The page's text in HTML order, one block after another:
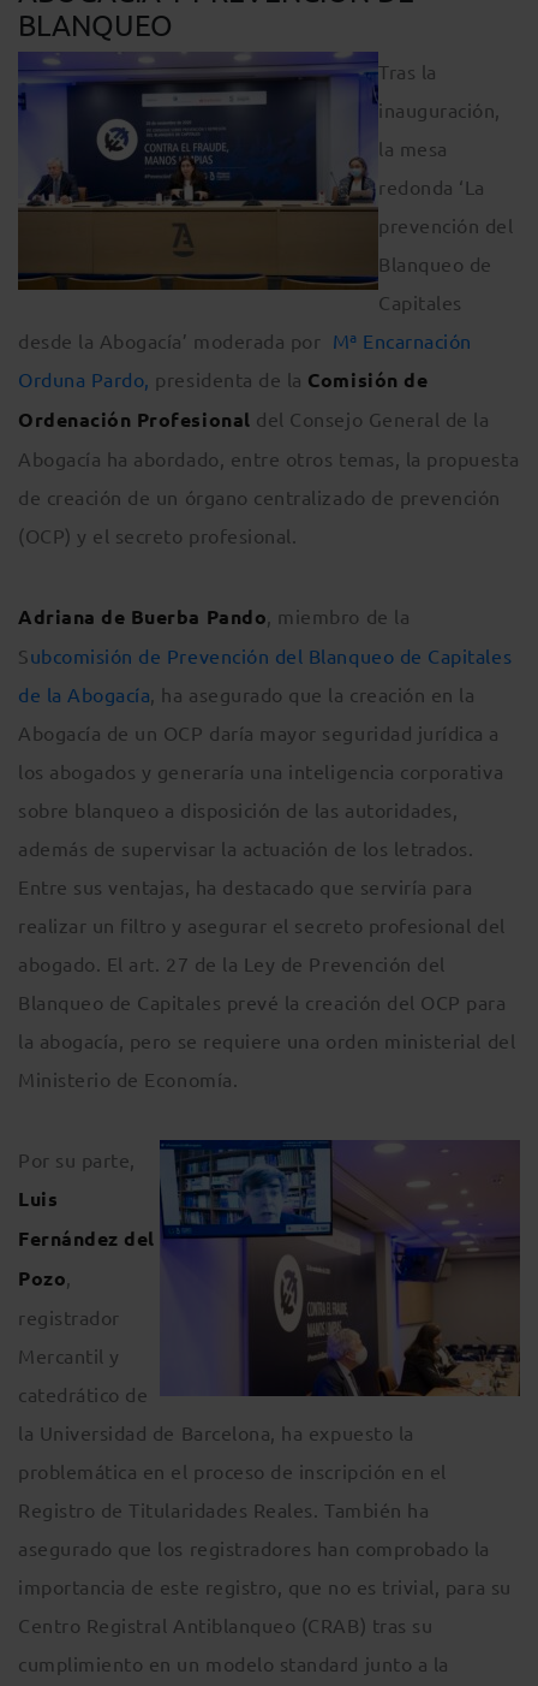
BLANQUEO
Tras la
inauguración,
la mesa
redonda ‘La
prevención del
Blanqueo de
Capitales
desde la Abogacía’ moderada por Mª Encarnación
Orduna Pardo, presidenta de la Comisión de
Ordenación Profesional del Consejo General de la
Abogacía ha abordado, entre otros temas, la propuesta
de creación de un órgano centralizado de prevención
(OCP) y el secreto profesional.
Adriana de Buerba Pando, miembro de la
Subcomisión de Prevención del Blanqueo de Capitales
de la Abogacía, ha asegurado que la creación en la
Abogacía de un OCP daría mayor seguridad jurídica a
los abogados y generaría una inteligencia corporativa
sobre blanqueo a disposición de las autoridades,
además de supervisar la actuación de los letrados.
Entre sus ventajas, ha destacado que serviría para
realizar un filtro y asegurar el secreto profesional del
abogado. El art. 27 de la Ley de Prevención del
Blanqueo de Capitales prevé la creación del OCP para
la abogacía, pero se requiere una orden ministerial del
Ministerio de Economía.
Por su parte,
Luis
Fernández del
Pozo,
registrador
Mercantil y
catedrático de
la Universidad de Barcelona, ha expuesto la
problemática en el proceso de inscripción en el
Registro de Titularidades Reales. También ha
asegurado que los registradores han comprobado la
importancia de este registro, que no es trivial, para su
Centro Registral Antiblanqueo (CRAB) tras su
cumplimiento en un modelo standard junto a la